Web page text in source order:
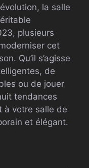
la salle
plusieurs
cet
Qu’il s’agisse
de
ou de jouer
tendances
à votre salle de
et élégant.